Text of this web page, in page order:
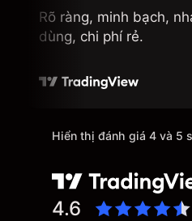
Rõ ràng, minh bạch,
dùng, chi phí rẻ.
Hiển thị đánh giá 4 và 5
4.6